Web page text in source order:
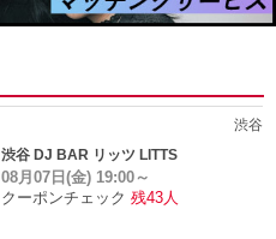
渋谷
渋谷 DJ BAR リッツ LITTS
08月07日(金) 19:00～
クーポンチェック 残43人